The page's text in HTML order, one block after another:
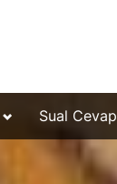
Toggle
menu
Sual Cevap